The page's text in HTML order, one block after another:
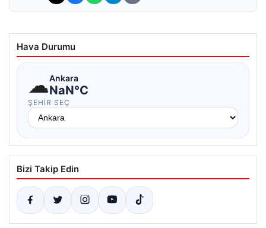
Hava Durumu
☁Ankara
NaN°C
ŞEHIR SEÇ
Bizi Takip Edin